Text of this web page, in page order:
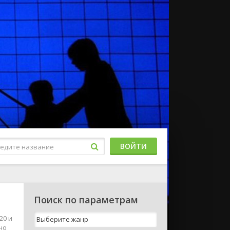
ВОЙТИ
и
Поиск по параметрам